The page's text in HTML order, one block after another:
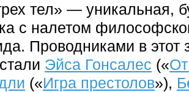
тел» — уникальная,
с налетом
Проводниками в этот
Эйса Гонсалес («
(«Игра престолов»),